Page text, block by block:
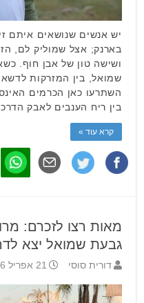
יש אנשים שנושאים איתם
בארנק; אצל שמוליק לם,
ושישה טון של אבן חוף.
שמואל, בין המזרקות
השתרעו כאן הכרמים
בין ריח הענבים לאבק
קרא עוד »
מאות רצו לזכרם:
גבעת שמואל יצא
דורית סוסי 21 אפריל 2026 11:44